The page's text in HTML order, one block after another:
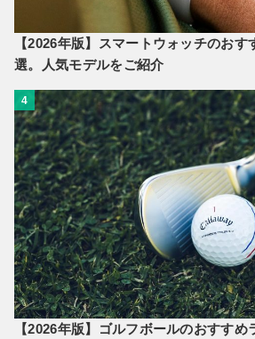
【2026年版】スマートウォッチのお
選。人気モデルをご紹介
4
【2026年版】ゴルフボールのおすす